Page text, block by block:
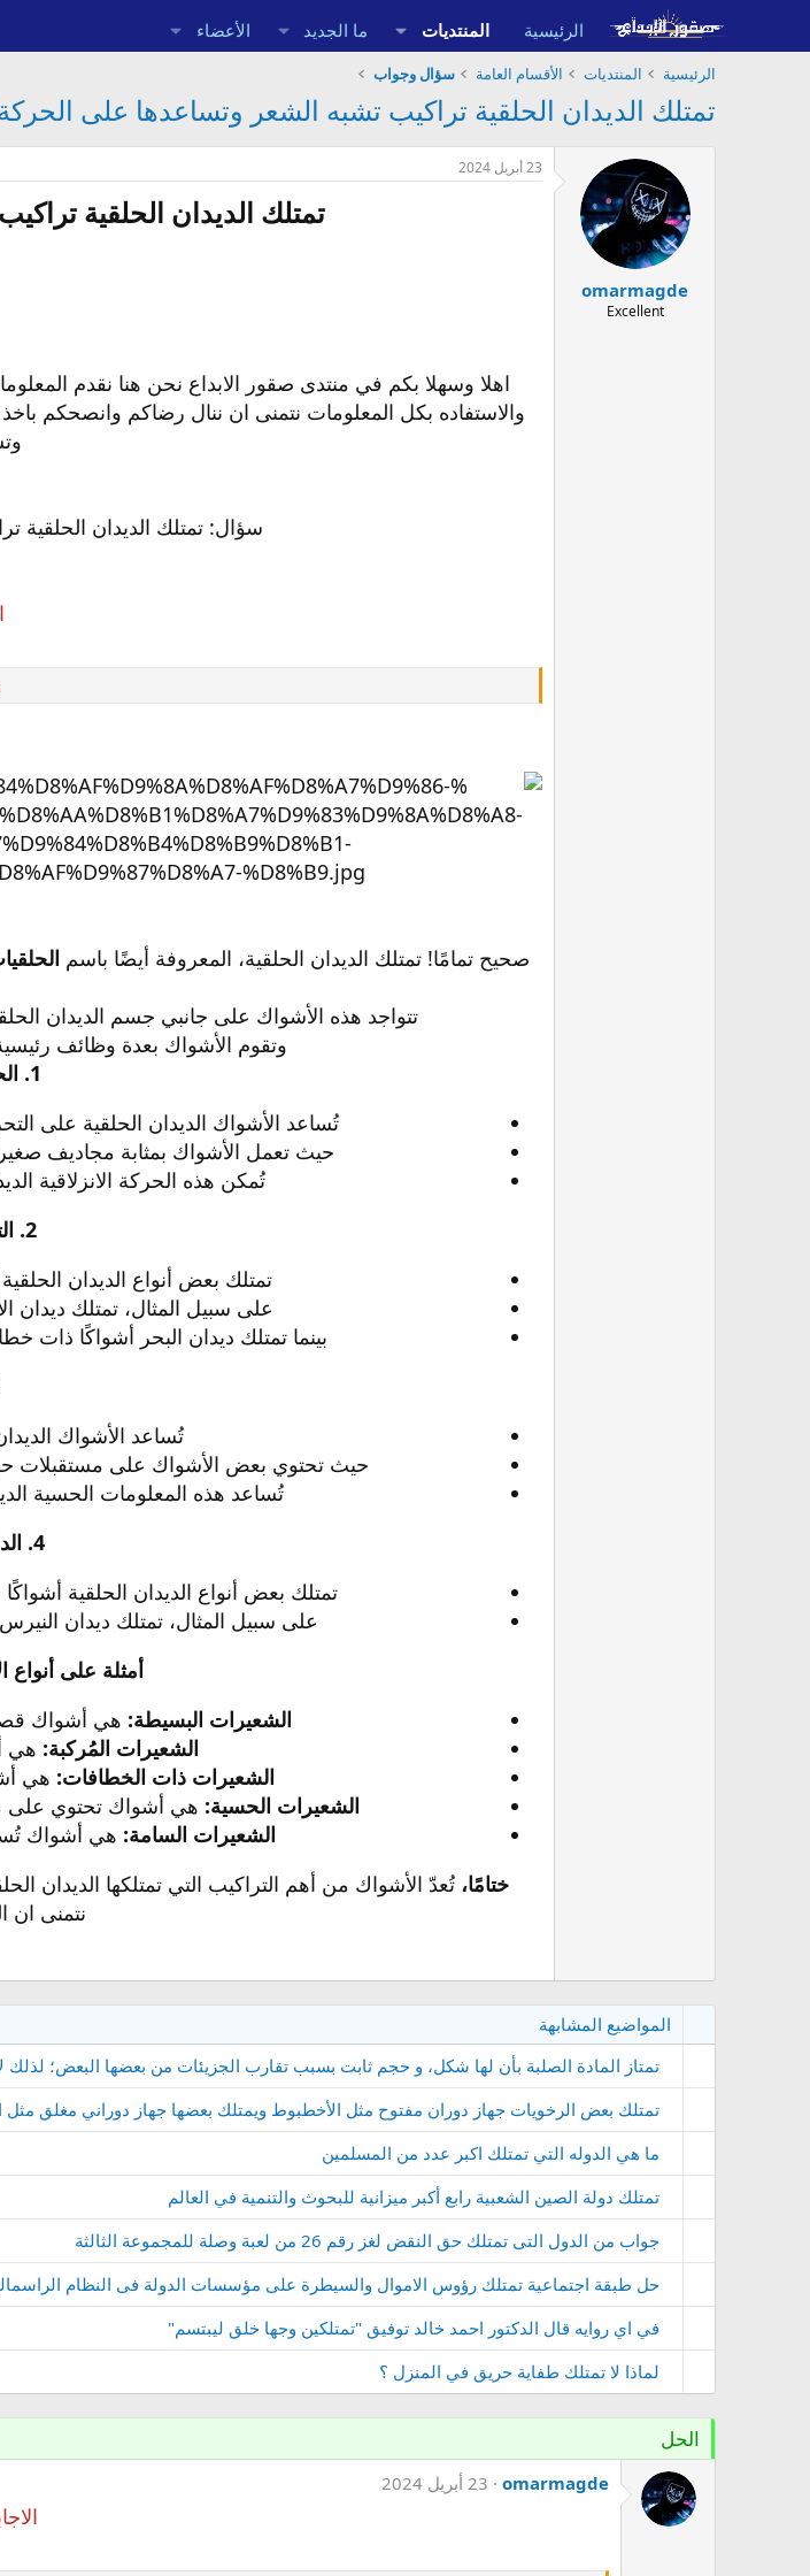
الرئيسية المنتديات ما الجديد الأعضاء
الرئيسية المنتديات الأقسام العامة سؤال وجواب
تمتلك الديدان الحلقية تراكيب تشبه الشعر وتساعدها على
omarmagde
Excellent
23 أبريل 2024
تمتلك الديدان الحلقية
اهلا وسهلا بكم في منتدى صقور الابداع نحن هنا نقدم
والاستفاده بكل المعلومات نتمنى ان ننال رضاكم وانصحكم
سؤال: تمتلك الديدان الحلقية
صحيح تمامًا! تمتلك الديدان الحلقية، المعروفة أيضًا باسم
تتواجد هذه الأشواك على جانبي جسم الديدان
وتقوم الأشواك بعدة وظائف
1. الحركة الانزلاقية:
تُساعد الأشواك الديدان الحلقية على
حيث تعمل الأشواك بمثابة مجاديف
تُمكن هذه الحركة الانزلاقية
2. التعلق بالأسطح:
تمتلك بعض أنواع الديدان
على سبيل المثال، تمتلك ديدان
بينما تمتلك ديدان البحر أشواكًا ذات
تُساعد الأشواك
حيث تحتوي بعض الأشواك على مستقبلات
تُساعد هذه المعلومات الحسية
4. الدفاع عن النفس:
تمتلك بعض أنواع الديدان الحلقية
على سبيل المثال، تمتلك ديدان
أمثلة على أنواع
الشعيرات البسيطة: هي أشواك
الشعيرات المُركبة: هي
الشعيرات ذات الخطافات: هي
الشعيرات الحسية: هي أشواك تحتوي على
الشعيرات السامة: هي أشواك
ختامًا، تُعدّ الأشواك من أهم التراكيب التي تمتلكها الديدان
نتمنى ان
المواضيع المشابهة
تمتاز المادة الصلبة بأن لها شكل، و حجم ثابت بسبب تقارب الجزيئات من بعضها البعض؛
تمتلك بعض الرخويات جهاز دوران مفتوح مثل الأخطبوط ويمتلك بعضها جهاز دوراني مغلق مثل
ما هي الدوله التي تمتلك اكبر عدد من المسلمين
تمتلك دولة الصين الشعبية رابع أكبر ميزانية للبحوث والتنمية في العالم
جواب من الدول التى تمتلك حق النقض لغز رقم 26 من لعبة وصلة للمجموعة الثالثة
حل طبقة اجتماعية تمتلك رؤوس الاموال والسيطرة على مؤسسات الدولة فى النظام
في اي روايه قال الدكتور احمد خالد توفيق "تمتلكين وجها خلق ليبتسم"
لماذا لا تمتلك طفاية حريق في المنزل ؟
الحل
omarmagde 23 أبريل 2024